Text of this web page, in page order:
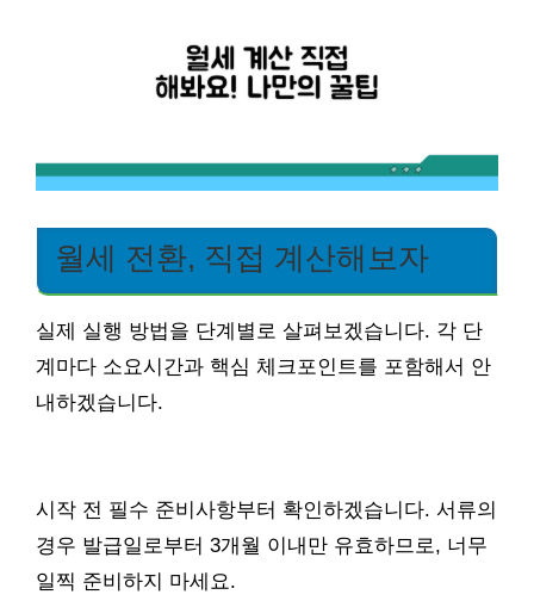
월세 전환, 직접 계산해보자
실제 실행 방법을 단계별로 살펴보겠습니다. 각 단
계마다 소요시간과 핵심 체크포인트를 포함해서 안
내하겠습니다.
시작 전 필수 준비사항부터 확인하겠습니다. 서류의
경우 발급일로부터 3개월 이내만 유효하므로, 너무
일찍 준비하지 마세요.